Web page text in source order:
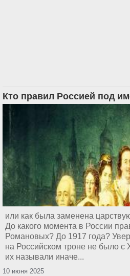
Кто правил Россией под
или как была заменена
До какого момента в России
Романовых? До 1917 года?
на Российском троне не было с
их называли иначе...
10 июня 2025